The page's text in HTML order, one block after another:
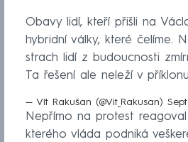
Obavy lidí, kteří přišli na
hybridní války, které čelíme.
strach lidí z budoucnosti
Ta řešení ale neleží v
— Vít Rakušan (@Vit_Rakusan)
Nepřímo na protest
kterého vláda podniká